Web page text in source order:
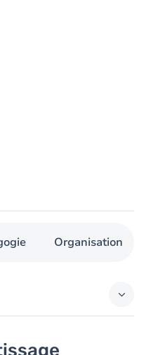
Organisation